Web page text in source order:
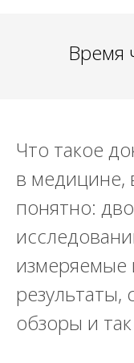
Время
Что такое
в медицине,
понятно:
измеряемые
результаты,
обзоры и